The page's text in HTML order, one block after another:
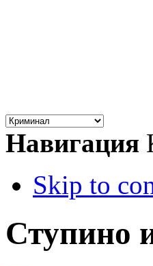
Навигация
Skip to
Ступино